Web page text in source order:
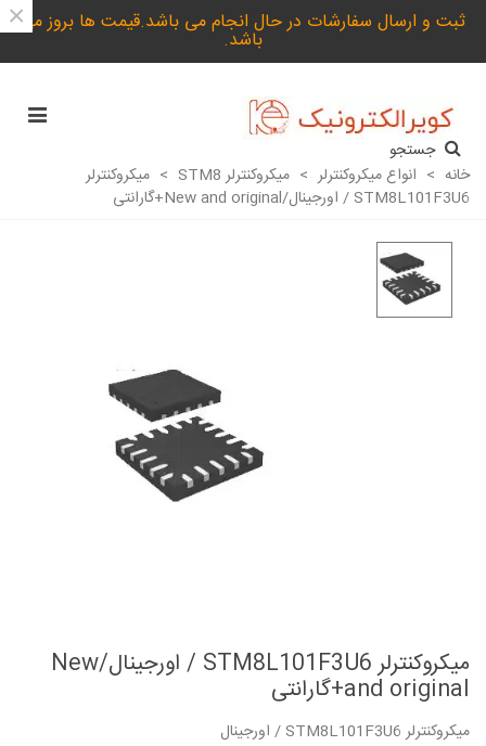
ثبت و ارسال سفارشات در حال انجام می باشد.قیمت ها بروز می
باشد.
×
جستجو
خانه > انواع میکروکنترلر > میکروکنترلر STM8 > میکروکنترلر
STM8L101F3U6 / اورجینال/New and original+گارانتی
میکروکنترلر STM8L101F3U6 / اورجینال/New
and original+گارانتی
میکروکنترلر STM8L101F3U6 / اورجینال